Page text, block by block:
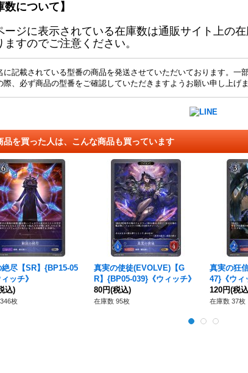
数について】
ージに表示されている在庫数は通販サイト上の
ますのでご注意ください。
記載されている型番の商品を発送させていただいております。一
際、必ず商品の型番をご確認していただきますようお願い申し上げま
品を買った人は、こんな商品も買っています
絶尽【SR】{BP15-05
ッチ》
込)
枚
真実の使徒(EVOLVE)【G
R】{BP05-039}《ウィッチ》
80円(税込)
在庫数 95枚
真実の狂
47}《ウィ
120円(税
在庫数 37枚